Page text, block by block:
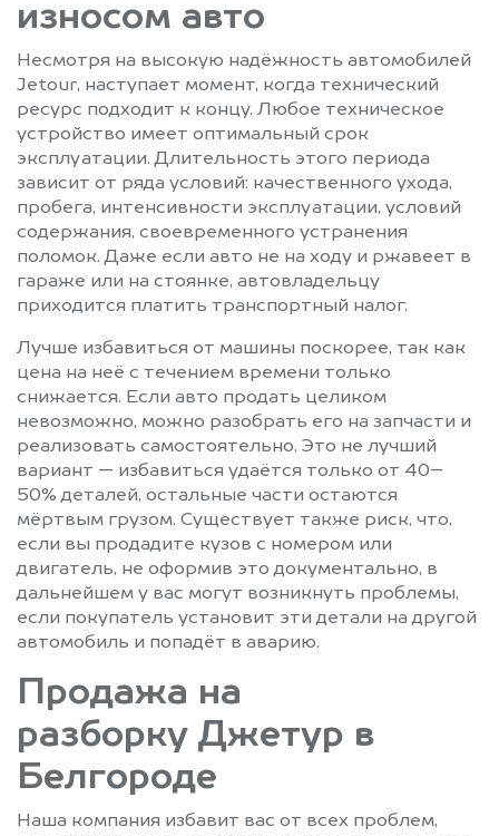
износом авто
Несмотря на высокую надёжность автомобилей
Jetour, наступает момент, когда технический
ресурс подходит к концу. Любое техническое
устройство имеет оптимальный срок
эксплуатации. Длительность этого периода
зависит от ряда условий: качественного ухода,
пробега, интенсивности эксплуатации, условий
содержания, своевременного устранения
поломок. Даже если авто не на ходу и ржавеет в
гараже или на стоянке, автовладельцу
приходится платить транспортный налог.
Лучше избавиться от машины поскорее, так как
цена на неё с течением времени только
снижается. Если авто продать целиком
невозможно, можно разобрать его на запчасти и
реализовать самостоятельно. Это не лучший
вариант — избавиться удаётся только от 40–
50% деталей, остальные части остаются
мёртвым грузом. Существует также риск, что,
если вы продадите кузов с номером или
двигатель, не оформив это документально, в
дальнейшем у вас могут возникнуть проблемы,
если покупатель установит эти детали на другой
автомобиль и попадёт в аварию.
Продажа на
разборку Джетур в
Белгороде
Наша компания избавит вас от всех проблем,